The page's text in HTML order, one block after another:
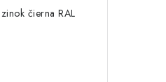
čierna RAL